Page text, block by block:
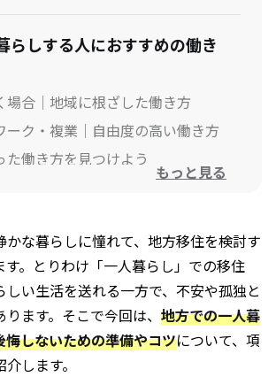
らしする人におすすめの働き
場合｜地域に根ざした働き方
ーク・複業｜自由度の高い働き方
た働き方を見つけよう
クを活用する
スやゲストハウスも選択肢に
要チェック
自然リスクも確認
もっと見る
かな暮らしに憧れて、地方移住を検討す
す。とりわけ「一人暮らし」での移住
しい生活を送れる一方で、不安や孤独と
ます。そこで今回は、 地方での一人暮
悔しないための準備やコツについて、項
します。